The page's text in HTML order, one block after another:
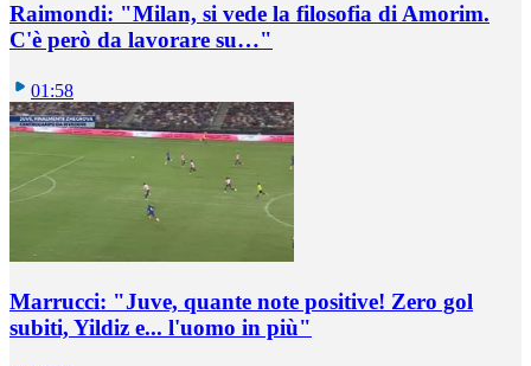
Raimondi: "Milan, si vede la filosofia di Amorim.
C'è però da lavorare su…"
01:58
Marrucci: "Juve, quante note positive! Zero gol
subiti, Yildiz e... l'uomo in più"